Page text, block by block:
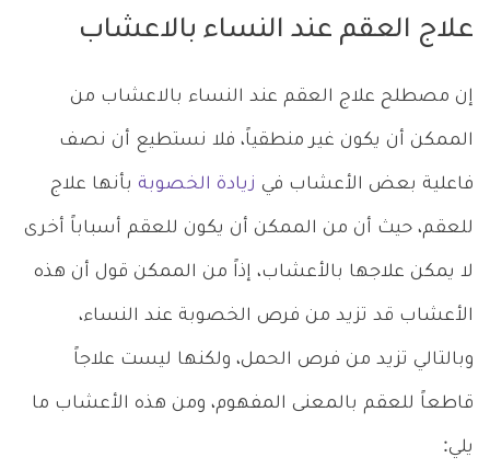
علاج العقم عند النساء بالاعشاب
إن مصطلح علاج العقم عند النساء بالاعشاب من
الممكن أن يكون غير منطقياً، فلا نستطيع أن نصف
فاعلية بعض الأعشاب في زيادة الخصوبة بأنها علاج
للعقم، حيث أن من الممكن أن يكون للعقم أسباباً أخرى
لا يمكن علاجها بالأعشاب، إذاً من الممكن قول أن هذه
الأعشاب قد تزيد من فرص الخصوبة عند النساء،
وبالتالي تزيد من فرص الحمل، ولكنها ليست علاجاً
قاطعاً للعقم بالمعنى المفهوم، ومن هذه الأعشاب ما
يلي: